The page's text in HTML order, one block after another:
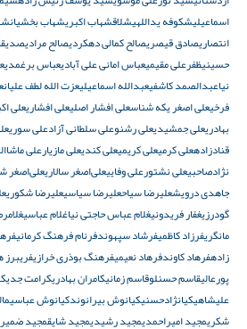
اسماعیلیشکوفه یداللهیشلاقشهاب اکبریشهاب بخشیان
انتصاریصادق قیصریصالح کمالی دهکردیصالح مرادی
حسینیظفرعلی مقیمیعباس امانی علی آبادیعباس برغمدی
نیاعبدالصمد کاشفیعبدالله اسماعیلیعزت الله لطف علیان
فرخیعلی اصغر یکه شناسعلی افشار اصلیعلی افشاریعلی
بهادریعلی جمشیدیعلی رشنوعلی سلطانی آزادعلی سوری
قنادزادهعلی کرمیعلی کریمیعلی کندیعلی مازیارعلی
نژادصاحبیعلی نشتورعلی وفاییعلی‌اصغر سالاریعلی‌اصغر
جاهدی درویشعلیرضا سیاحعلیرضا سیاسیعلیرضا شکوری
گودرزیغفار فریدونیغلام عباس حاجتی نیاغلام عباسی
مانگریفرزاد کاظمیفرشاد سپهوندفرنام فرهنگ کرمانی
زادهفرهاد کاوندفرهاد نعیمیفرهنگ بوذری خرازیفریبرز
پورعالیقاسم حسنلوقاسم زمانیکامران بهادریکرامت جدی
علیشاهیکیانژادحسنیکیانوش بیرانوندکیانوش عباسی
شکریمجید امیراحمدیمجید رشیدیمجید شایقمجید